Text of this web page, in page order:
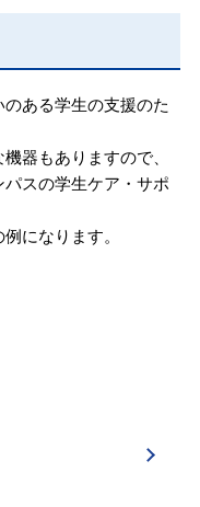
ある学生の支援のた
器もありますので、
スの学生ケア・サポ
になります。